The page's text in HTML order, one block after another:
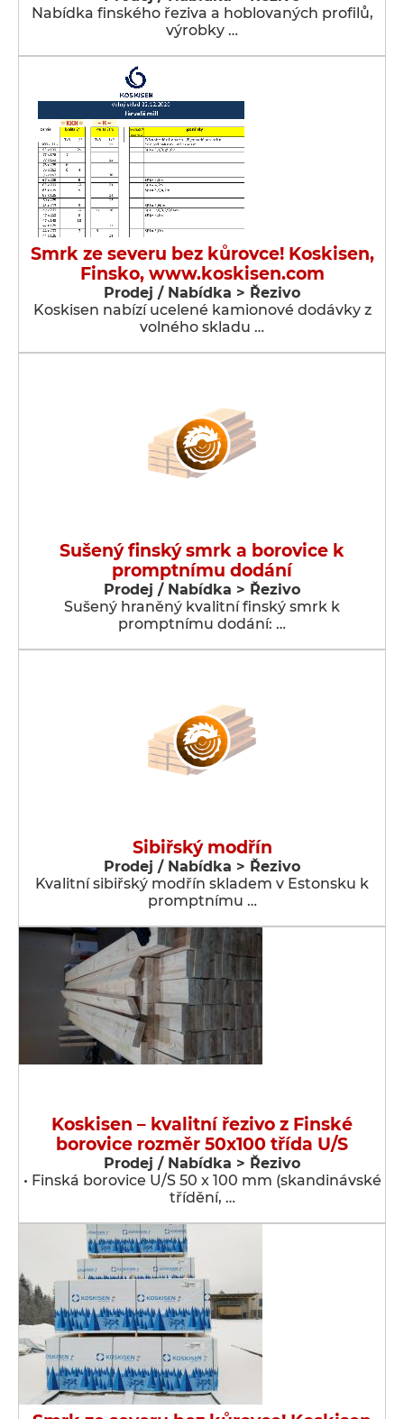
Nabídka finského řeziva a hoblovaných profilů,
výrobky …
Smrk ze severu bez kůrovce! Koskisen,
Finsko, www.koskisen.com
Prodej / Nabídka > Řezivo
Koskisen nabízí ucelené kamionové dodávky z
volného skladu …
Sušený finský smrk a borovice k
promptnímu dodání
Prodej / Nabídka > Řezivo
Sušený hraněný kvalitní finský smrk k
promptnímu dodání: …
Sibiřský modřín
Prodej / Nabídka > Řezivo
Kvalitní sibiřský modřín skladem v Estonsku k
promptnímu …
Koskisen – kvalitní řezivo z Finské
borovice rozměr 50x100 třída U/S
Prodej / Nabídka > Řezivo
• Finská borovice U/S 50 x 100 mm (skandinávské
třídění, …